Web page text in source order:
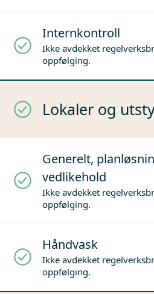
Internkontroll
Ikke avdekket
oppfølging.
Lokaler og
Generelt,
vedlikehold
Ikke avdekket
oppfølging.
Håndvask
Ikke avdekket
oppfølging.